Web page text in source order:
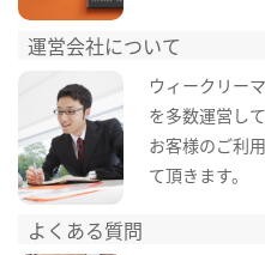
運営会社について
ウィークリー
を多数運営して
お客様のご利
て頂きます。
よくある質問